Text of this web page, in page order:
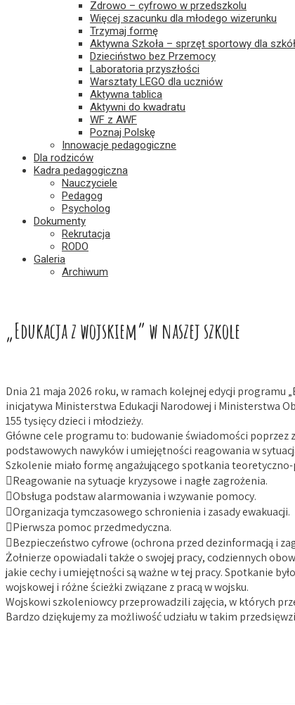
Zdrowo – cyfrowo w przedszkolu
Więcej szacunku dla młodego wizerunku
Trzymaj formę
Aktywna Szkoła – sprzęt sportowy dla szkół
Dzieciństwo bez Przemocy
Laboratoria przyszłości
Warsztaty LEGO dla uczniów
Aktywna tablica
Aktywni do kwadratu
WF z AWF
Poznaj Polskę
Innowacje pedagogiczne
Dla rodziców
Kadra pedagogiczna
Nauczyciele
Pedagog
Psycholog
Dokumenty
Rekrutacja
RODO
Galeria
Archiwum
„Edukacja z wojskiem” w naszej szkole
Dnia 21 maja 2026 roku, w ramach kolejnej edycji programu
inicjatywa Ministerstwa Edukacji Narodowej i Ministerstwa
155 tysięcy dzieci i młodzieży.
Główne cele programu to: budowanie świadomości
podstawowych nawyków i umiejętności reagowania w
Szkolenie miało formę angażującego spotkania
Reagowanie na sytuacje kryzysowe i nagłe zagrożenia.
Obsługa podstaw alarmowania i wzywanie pomocy.
Organizacja tymczasowego schronienia i zasady ewakuacji.
Pierwsza pomoc przedmedyczna.
Bezpieczeństwo cyfrowe (ochrona przed dezinformacją i
Żołnierze opowiadali także o swojej pracy, codziennych
jakie cechy i umiejętności są ważne w tej pracy. Spotkanie
wojskowej i różne ścieżki związane z pracą w wojsku.
Wojskowi szkoleniowcy przeprowadzili zajęcia, w których
Bardzo dziękujemy za możliwość udziału w takim